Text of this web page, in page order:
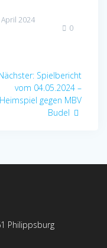
2024
0
Nächster
Beitrag:
Spielbericht
vom 04.05.2024 –
Heimspiel gegen MBV
Budel
Philippsburg